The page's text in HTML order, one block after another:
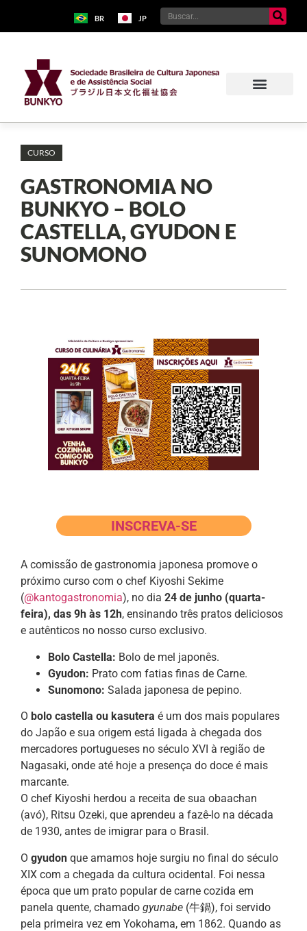
BR JP
CURSO
GASTRONOMIA NO
BUNKYO – BOLO
CASTELLA, GYUDON E
SUNOMONO
INSCREVA-SE
A comissão de gastronomia japonesa promove o
próximo curso com o chef Kiyoshi Sekime
(@kantogastronomia), no dia 24 de junho (quarta-
feira), das 9h às 12h, ensinando três pratos deliciosos
e autênticos no nosso curso exclusivo.
Bolo Castella: Bolo de mel japonês.
Gyudon: Prato com fatias finas de Carne.
Sunomono: Salada japonesa de pepino.
O bolo castella ou kasutera é um dos mais populares
do Japão e sua origem está ligada à chegada dos
mercadores portugueses no século XVI à região de
Nagasaki, onde até hoje a presença do doce é mais
marcante.
O chef Kiyoshi herdou a receita de sua obaachan
(avó), Ritsu Ozeki, que aprendeu a fazê-lo na década
de 1930, antes de imigrar para o Brasil.
O gyudon que amamos hoje surgiu no final do século
XIX com a chegada da cultura ocidental. Foi nessa
época que um prato popular de carne cozida em
panela quente, chamado gyunabe (牛鍋), foi servido
pela primeira vez em Yokohama, em 1862. Quando as